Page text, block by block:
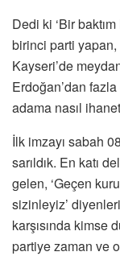
Dedi ki ‘Bir
birinci parti
Kayseri’de
Erdoğan’dan
adama nasıl
İlk imzayı sabah
sarıldık. En katı
gelen, ‘Geçen
sizinleyiz’
karşısında kimse
partiye zaman ve